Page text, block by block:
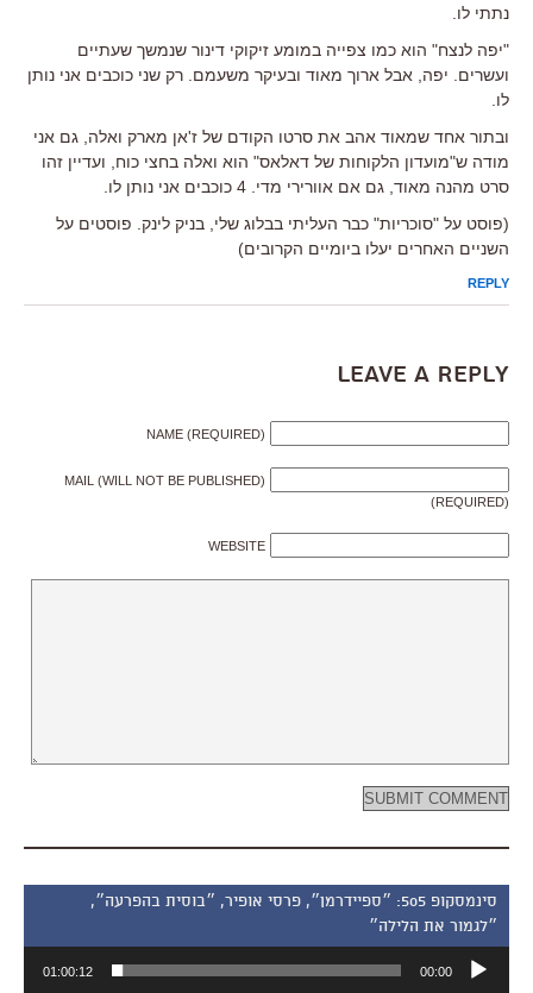
נתתי לו.
"יפה לנצח" הוא כמו צפייה במומע זיקוקי דינור שנמשך שעתיים
ועשרים. יפה, אבל ארוך מאוד ובעיקר משעמם. רק שני כוכבים אני נותן
לו.
ובתור אחד שמאוד אהב את סרטו הקודם של ז'אן מארק ואלה, גם אני
מודה ש"מועדון הלקוחות של דאלאס" הוא ואלה בחצי כוח, ועדיין זהו
סרט מהנה מאוד, גם אם אוורירי מדי. 4 כוכבים אני נותן לו.
(פוסט על "סוכריות" כבר העליתי בבלוג שלי, בניק לינק. פוסטים על
השניים האחרים יעלו ביומיים הקרובים)
REPLY
Leave a Reply
NAME (REQUIRED)
MAIL (WILL NOT BE PUBLISHED)
(REQUIRED)
WEBSITE
סינמסקופ 505: ״ספיידרמן״, פרסי אופיר, ״בוסית בהפרעה״,
״לגמור את הלילה״
אודיו
00:00
01:00:12